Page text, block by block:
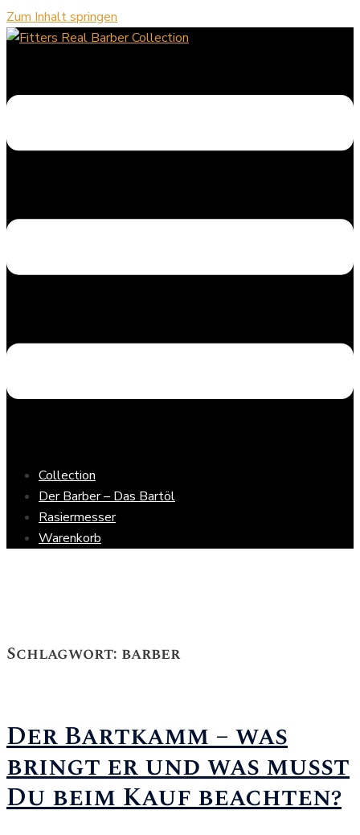
Zum Inhalt springen
Collection
Der Barber – Das Bartöl
Rasiermesser
Warenkorb
Schlagwort: barber
Der Bartkamm – was
bringt er und was musst
Du beim Kauf beachten?